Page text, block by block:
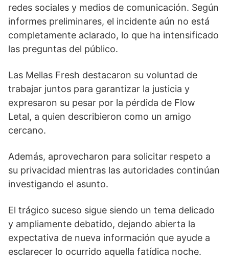
redes sociales y medios de comunicación. Según
informes preliminares, el incidente aún no está
completamente aclarado, lo que ha intensificado
las preguntas del público.
Las Mellas Fresh destacaron su voluntad de
trabajar juntos para garantizar la justicia y
expresaron su pesar por la pérdida de Flow
Letal, a quien describieron como un amigo
cercano.
Además, aprovecharon para solicitar respeto a
su privacidad mientras las autoridades continúan
investigando el asunto.
El trágico suceso sigue siendo un tema delicado
y ampliamente debatido, dejando abierta la
expectativa de nueva información que ayude a
esclarecer lo ocurrido aquella fatídica noche.